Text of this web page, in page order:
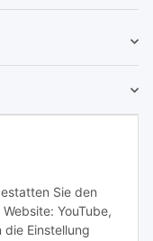
Sie den
YouTube,
die Einstellung